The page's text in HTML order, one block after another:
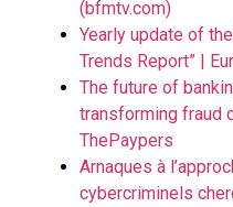
(bfmtv.com)
Yearly update of
Trends Report” |
The future of
transforming fraud
ThePaypers
Arnaques à
cybercriminels